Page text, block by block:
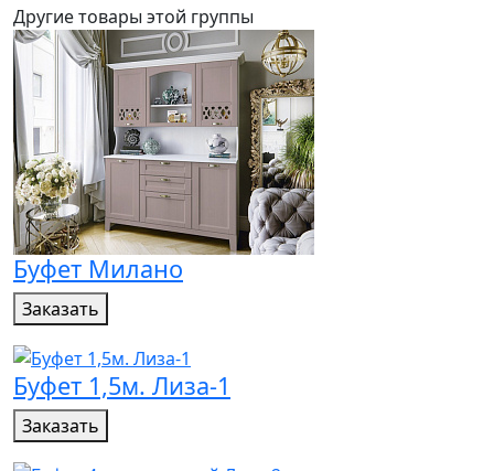
Другие товары этой группы
Буфет Милано
Заказать
Буфет 1,5м. Лиза-1
Заказать